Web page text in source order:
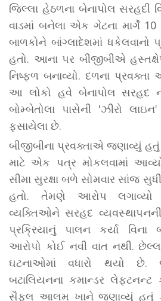
જિલ્લા હેઠળના બેનાપોલ સરહદી
વાડમાં બનેલા એક ગેટના માર્ગે
બાળકોને બાંગ્લાદેશમાં ધકેલવાનો
હતો. આના પર બીજીબીએ
નિષ્ફળ બનાવ્યો. દળના
આ લોકો હવે બેનાપોલ સરહદ
બોમ્બેતોલા પાસેની 'ઝીરો
ફસાયેલા છે.
બીજીબીના પ્રવક્તાએ જણાવ્યું હતું
માટે એક પત્ર મોકલવામાં
સીમા સુરક્ષા બળે સોમવાર સાંજ
હતો. તેમણે આરોપ લગાવ્યો
વ્યક્તિઓને સરહદ
પ્રક્રિયાનું પાલન કર્યા વિના
આરોપો કોઈ નવી વાત નથી.
ઘટનાઓમાં વધારો થયો છે.
બટાલિયનના કમાન્ડર લેફ્ટનન્ટ
સૈફુલ આલમ ખાને જણાવ્યું હતું